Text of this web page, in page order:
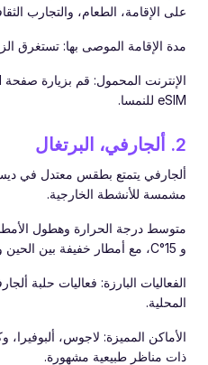
على الإقامة، الطعام، والتجارب
مدة الإقامة الموصى بها: تستغرق الزيارة
eSIM للنمسا.
2. ألجارفي، البرتغال
ألجارفي يتمتع بطقس معتدل في
مشمسة للأنشطة الخارجية.
و 15°C، مع أمطار خفيفة بين الحين والآخر.
الفعاليات البارزة: فعاليات حلبة
المحلية.
الأماكن المميزة: لاجوس،
ذات مناظر طبيعية مشهورة.